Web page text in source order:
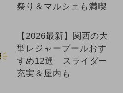
祭り＆マルシェも満喫
【2026最新】関西の大
型レジャープールおす
すめ12選 スライダー
充実＆屋内も